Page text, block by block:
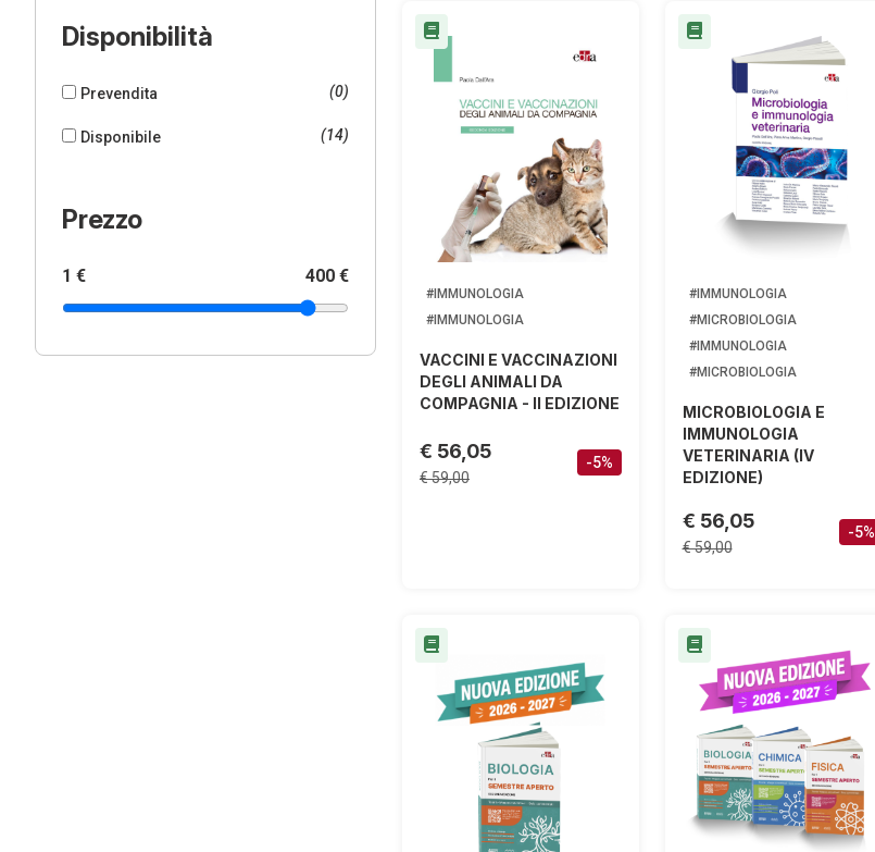
Disponibilità
Prevendita (0)
Disponibile (14)
Prezzo
1 € 400 €
#IMMUNOLOGIA
#IMMUNOLOGIA
VACCINI E VACCINAZIONI
DEGLI ANIMALI DA
COMPAGNIA - II EDIZIONE
€ 56,05
€ 59,00
-5%
#IMMUNOLOGIA
#MICROBIOLOGIA
#IMMUNOLOGIA
#MICROBIOLOGIA
MICROBIOLOGIA E
IMMUNOLOGIA
VETERINARIA (IV
EDIZIONE)
€ 56,05
€ 59,00
-5%